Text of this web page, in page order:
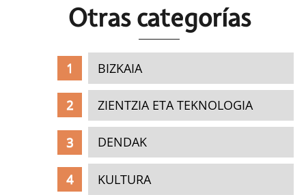
Otras categorías
BIZKAIA
ZIENTZIA ETA TEKNOLOGIA
DENDAK
KULTURA